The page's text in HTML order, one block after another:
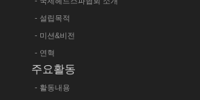
- 설립목적
- 미션&비전
- 연혁
주요활동
- 활동내용